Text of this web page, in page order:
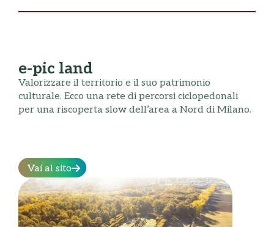
e-pic land
Valorizzare il territorio e il suo patrimonio
culturale. Ecco una rete di percorsi ciclopedonali
per una riscoperta slow dell’area a Nord di Milano.
Vai al sito